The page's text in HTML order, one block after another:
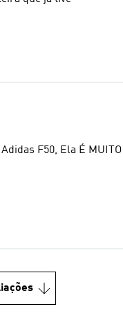
F50, Ela É